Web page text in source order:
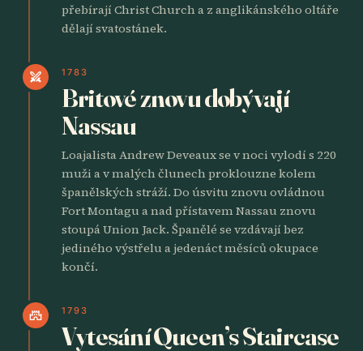
přebírají Christ Church a z anglikánského oltáře
dělají svatostánek.
swords 1783
Britové znovu dobývají
Nassau
Loajalista Andrew Deveaux se v noci vylodí s 220
muži a v malých člunech proklouzne kolem
španělských stráží. Do úsvitu znovu ovládnou
Fort Montagu a nad přístavem Nassau znovu
stoupá Union Jack. Španělé se vzdávají bez
jediného výstřelu a jedenáct měsíců okupace
končí.
castle 1793
Vytesání Queen’s Staircase